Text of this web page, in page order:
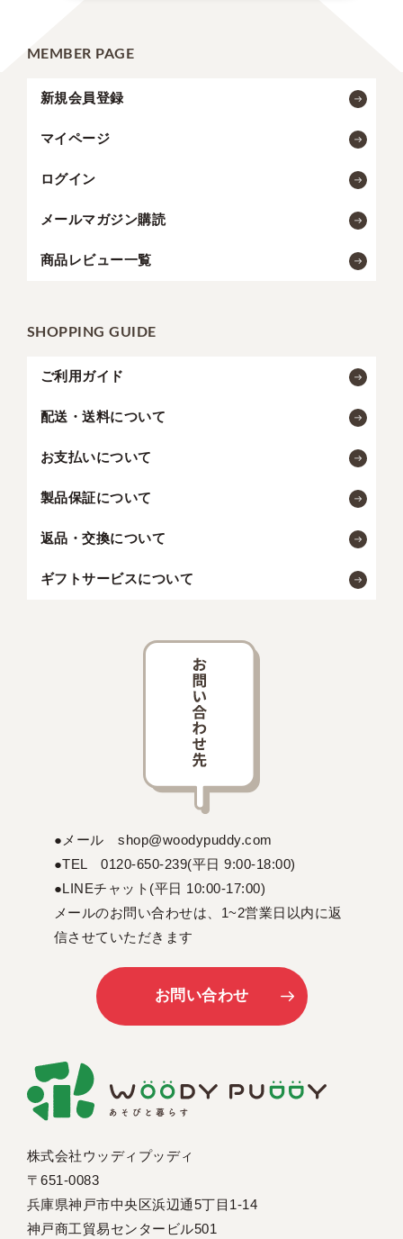
MEMBER PAGE
新規会員登録
マイページ
ログイン
メールマガジン購読
商品レビュー一覧
SHOPPING GUIDE
ご利用ガイド
配送・送料について
お支払いについて
製品保証について
返品・交換について
ギフトサービスについて
株式会社ウッディプッディ
〒651-0083
兵庫県神戸市中央区浜辺通5丁目1-14
神戸商工貿易センタービル501
●メール shop@woodypuddy.com
●TEL 0120-650-239(平日 9:00-18:00)
●LINEチャット(平日 10:00-17:00)
メールのお問い合わせは、1~2営業日以内に返
信させていただきます
お問い合わせ